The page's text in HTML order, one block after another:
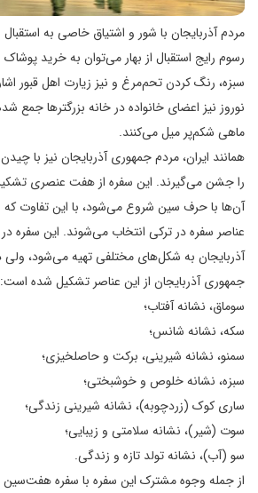
مردم آذربایجان با شور و اشتیاق خاصی به
رسوم رایج استقبال از بهار می‌توان به خرید
سبزه، رنگ کردن تحم‌مرغ و نیز زیارت اهل قبور
نوروز نیز اعضای خانواده در خانه بزرگترها
ماهی شکم‌پر میل می‌کنند.
همانند ایران، مردم جمهوری آذربایجان نیز با
را جشن می‌گیرند. این سفره از هفت عنصری
آن‌ها با حرف سین شروع می‌شود، با این تفاوت که
عناصر سفره در ترکی انتخاب می‌شوند. این سفره
آذربایجان به شکل‌های مختلفی تهیه می‌شود،
جمهوری آذربایجان از این عناصر تشکیل شده است:
سوماق، نشانه آفتاب؛
سکه، نشانه شانس؛
سمنو، نشانه شیرینی، برکت و حاصلخیزی؛
سبزه، نشانه خلوص و خوشبختی؛
ساری کوک (زردچوبه)، نشانه شیرینی زندگی؛
سوت (شیر)، نشانه سلامتی و زیبایی؛
سو (آب)، نشانه تولد تازه و زندگی.
از جمله وجوه مشترک این سفره با سفره هفت‌سین